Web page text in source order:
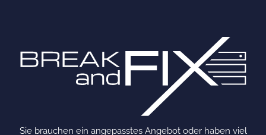
Sie brauchen ein angepasstes Angebot oder haben viel